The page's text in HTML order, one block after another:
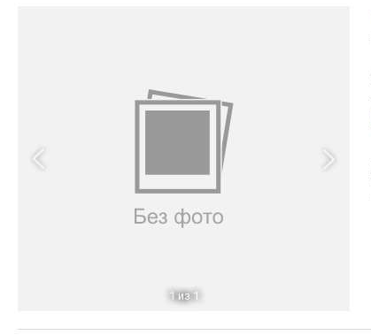
1 из 1